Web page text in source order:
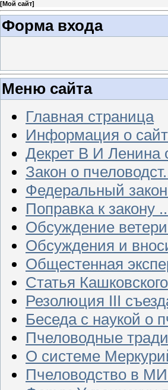
[Мой сайт]
Форма входа
Меню сайта
Главная страница
Информация о
Декрет В И Ленина
Закон о
Федеральный
Поправка к закону
Обсуждение
Обсуждения и
Общестенная
Статья Кашковского
Резолюция III
Беседа с наукой о
Пчеловодные
О системе
Пчеловодство в